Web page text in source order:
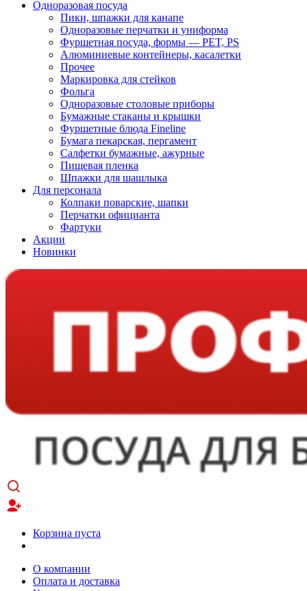
Одноразовая посуда
Пики, шпажки для канапе
Одноразовые перчатки и униформа
Фуршетная посуда, формы — PET, PS
Алюминиевые контейнеры, касалетки
Прочее
Маркировка для стейков
Фольга
Одноразовые столовые приборы
Бумажные стаканы и крышки
Фуршетные блюда Fineline
Бумага пекарская, пергамент
Салфетки бумажные, ажурные
Пищевая пленка
Шпажки для шашлыка
Для персонала
Колпаки поварские, шапки
Перчатки официанта
Фартуки
Акции
Новинки
Корзина пуста
О компании
Оплата и доставка